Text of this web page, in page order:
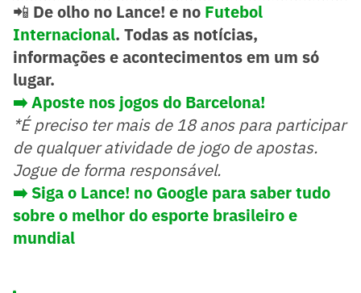
📲 De olho no Lance! e no Futebol
Internacional. Todas as notícias,
informações e acontecimentos em um só
lugar.
➡️ Aposte nos jogos do Barcelona!
*É preciso ter mais de 18 anos para participar
de qualquer atividade de jogo de apostas.
Jogue de forma responsável.
➡️ Siga o Lance! no Google para saber tudo
sobre o melhor do esporte brasileiro e
mundial